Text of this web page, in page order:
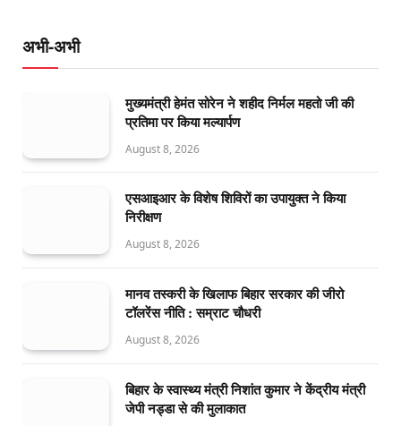
अभी-अभी
मुख्यमंत्री हेमंत सोरेन ने शहीद निर्मल महतो जी की
प्रतिमा पर किया मल्यार्पण
August 8, 2026
एसआइआर के विशेष शिविरों का उपायुक्त ने किया
निरीक्षण
August 8, 2026
मानव तस्करी के खिलाफ बिहार सरकार की जीरो
टॉलरेंस नीति : सम्राट चौधरी
August 8, 2026
बिहार के स्वास्थ्य मंत्री निशांत कुमार ने केंद्रीय मंत्री
जेपी नड्डा से की मुलाकात